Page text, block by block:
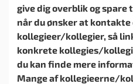
give dig overblik og spare
når du ønsker at
kollegieer/kollegier, så
konkrete kollegies/
du kan finde mere
Mange af kollegieerne/